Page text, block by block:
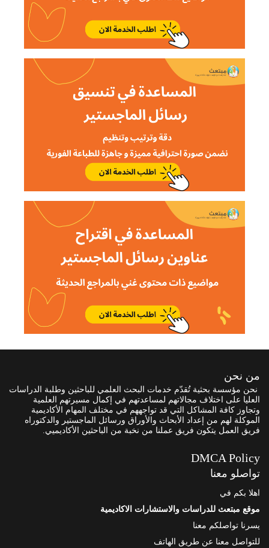
من نحن
نحن مؤسسة بحثية تُقدّم خدمات البحث العلمي للباحثين وطلبة الدراسات
العليا على اختلاف مجالاتهم لمساعدتهم في إكمال مسيرتهم العلمية
وتجاوز كافة المشاكل التي قد تواجههم في مختلف المهام الأكاديمية
الموكلة لهم من إعداد الأبحاث والأوراق ورسائل الماجستير والدكتوراه
فريق العمل يتكون فريق عملنا من نخبة من الباحثين الأكاديميي.
DMCA Policy
تواصلو معنا
اهلا بكم في
موقع مبتعث للدراسات والاستشارات الاكاديمية
يسرنا تواصلكم معنا
للتواصل معنا عن طريق الهاتف